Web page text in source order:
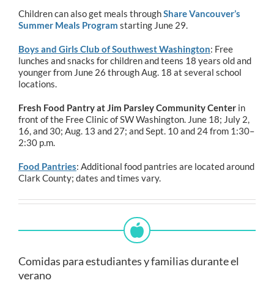
Children can also get meals throughShare Vancouver’s
Summer Meals Program starting June 29.
Boys and Girls Club of Southwest Washington: Free
lunches and snacks for children and teens 18 years old and
younger from June 26 through Aug. 18 at several school
locations.
Fresh Food Pantry at Jim Parsley Community Center in
front of the Free Clinic of SW Washington. June 18; July 2,
16, and 30; Aug. 13 and 27; and Sept. 10 and 24 from 1:30–
2:30 p.m.
Food Pantries: Additional food pantries are located around
Clark County; dates and times vary.
Comidas para estudiantes y familias durante el
verano